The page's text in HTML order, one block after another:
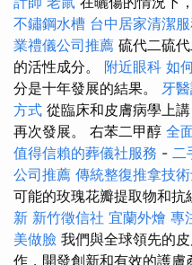
不鏽鋼水槽 台中居家清潔
業禮儀公司推薦 硫代二硫
的活性成分。 附近眼科 如
分是十年發展的結果。 牙
方式 從臨床和皮膚病學上
再次發展。 右苯二甲醇 全
值得信賴的葬儀社服務 - 二
公司推薦 傳統整復推拿技術
可能的玫瑰花瓣提取物和抗
新 新竹徵信社 宜蘭外燴 專
美做臉 我們與全球領先的
作，開發創新和有效的護